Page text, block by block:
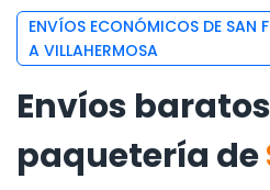
ENVÍOS ECONÓMICOS DE SAN
A VILLAHERMOSA
Envíos
paquetería de